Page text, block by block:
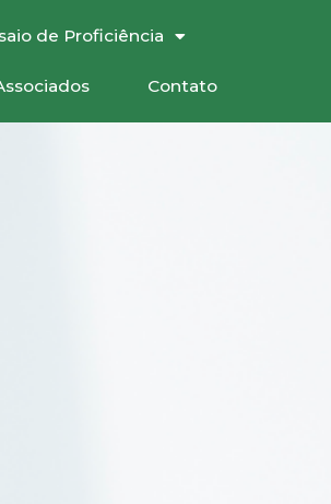
de Proficiência
Contato